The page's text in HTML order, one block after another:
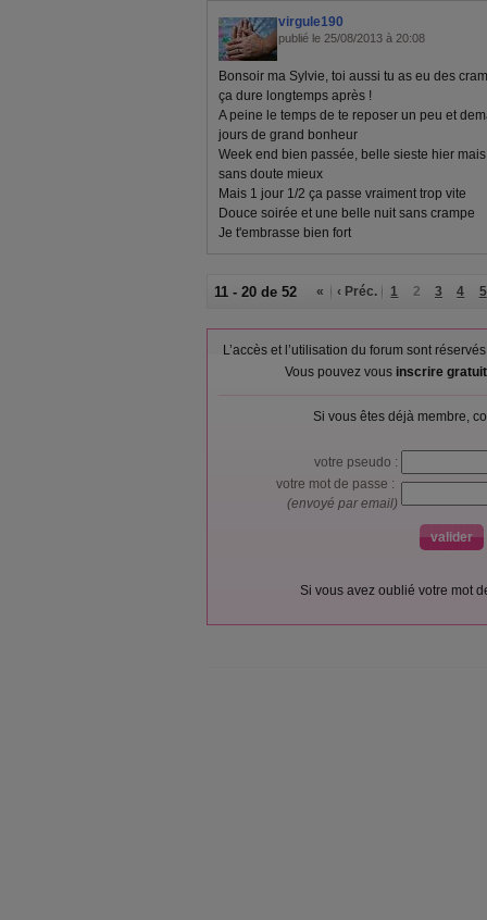
virgule190
publié le 25/08/2013 à 20:08
Bonsoir ma Sylvie, toi aussi tu as eu des
ça dure longtemps après !
A peine le temps de te reposer un peu et
jours de grand bonheur
Week end bien passée, belle sieste hier
sans doute mieux
Mais 1 jour 1/2 ça passe vraiment trop vite
Douce soirée et une belle nuit sans crampe
Je t'embrasse bien fort
11 - 20 de 52 « ‹ Préc. 1 2 3 4 5
L’accès et l’utilisation du forum sont
Vous pouvez vous inscrire
Si vous êtes déjà membre,
votre pseudo :
votre mot de passe :
(envoyé par email)
Si vous avez oublié votre mot